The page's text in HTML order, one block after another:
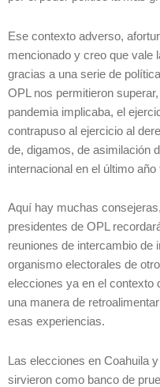
Ese contexto adverso,
mencionado y creo que vale
gracias a una serie de
OPL nos permitieron
pandemia implicaba, el
contrapuso al ejercicio al
de, digamos, de asimilación
internacional en el último año
Aquí hay muchas
presidentes de OPL
reuniones de intercambio de
organismo electorales de
elecciones ya en el contexto
una manera de
esas experiencias.
Las elecciones en Coahuila
sirvieron como banco de